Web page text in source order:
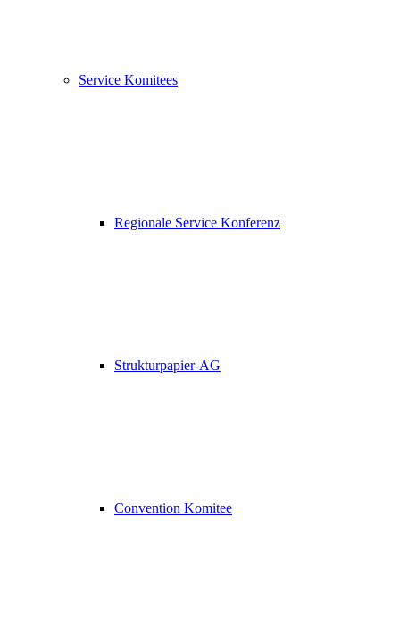
Service Komitees
Regionale Service Konferenz
Strukturpapier-AG
Convention Komitee